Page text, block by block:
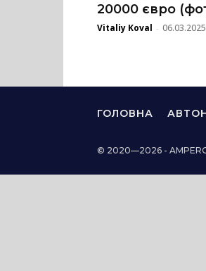
20000 євро
Vitaliy Koval - 06.03.2025
ГОЛОВНА
© 2020—2026 -